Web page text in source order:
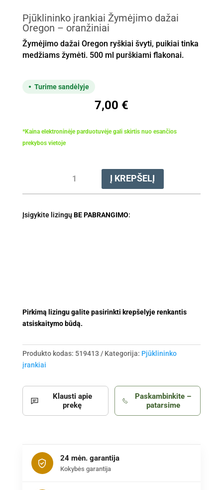
Pjūklininko įrankiai Žymėjimo dažai
Oregon – oranžiniai
Žymėjimo dažai Oregon ryškiai švyti, puikiai tinka
medžiams žymėti. 500 ml purškiami flakonai.
Turime sandėlyje
7,00 €
*Kaina elektroninėje parduotuvėje gali skirtis nuo esančios
prekybos vietoje
kiekis:
Pjūklininko
Žymėjimo
Į KREPŠELĮ
Įsigykite lizingų BE PABRANGIMO:
Pirkimą lizingu galite pasirinkti krepšelyje renkantis
atsiskaitymo būdą.
Produkto kodas: 519413 Kategorija: Pjūklininko
įrankiai
Klausti apie
prekę
Paskambinkite –
patarsime
24 mėn. garantija
Kokybės garantija